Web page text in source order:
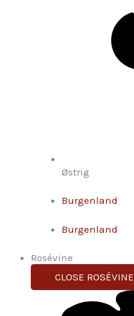
Østrig
Burgenland
Burgenland
Rosévine
CLOSE ROSÉVINE